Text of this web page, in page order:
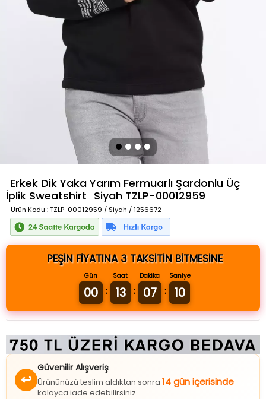
Erkek Dik Yaka Yarım Fermuarlı Şardonlu Üç
İplik Sweatshirt Siyah TZLP-00012959
Ürün Kodu : TZLP-00012959 / Siyah / 1256672
PEŞİN FİYATINA 3 TAKSİTİN BİTMESİNE
Gün
00 :
Saat
13 :
Dakika
07 :
Saniye
10
↩
Güvenilir Alışveriş
Ürününüzü teslim aldıktan sonra 14 gün içerisinde
kolayca iade edebilirsiniz.